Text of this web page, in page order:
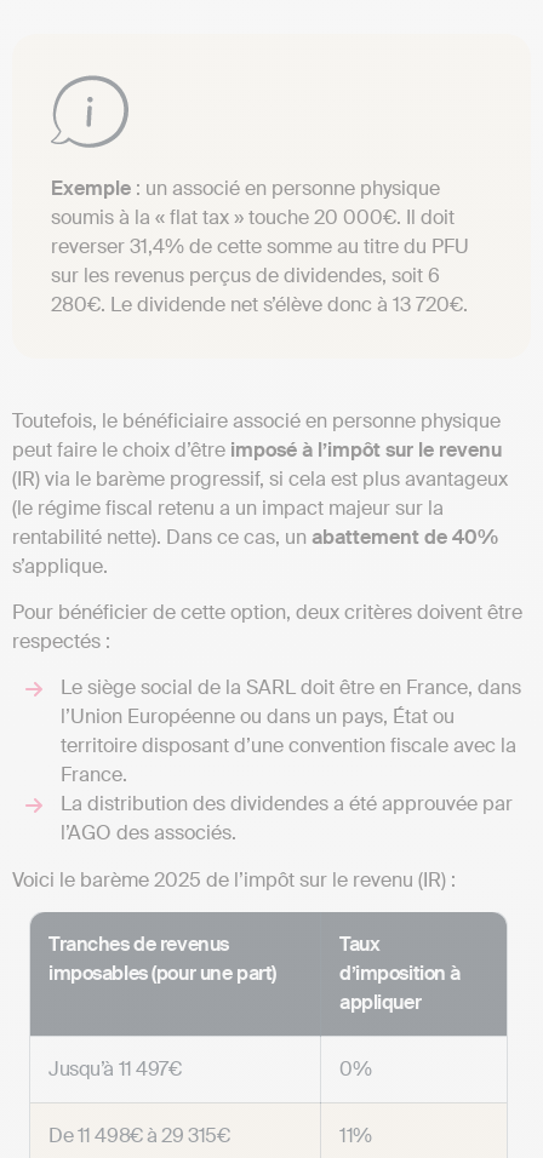
Exemple : un associé en personne physique
soumis à la « flat tax » touche 20 000€. Il doit
reverser 31,4% de cette somme au titre du PFU
sur les revenus perçus de dividendes, soit 6
280€. Le dividende net s’élève donc à 13 720€.
Toutefois, le bénéficiaire associé en personne physique
peut faire le choix d’être imposé à l’impôt sur le revenu
(IR) via le barème progressif, si cela est plus avantageux
(le régime fiscal retenu a un impact majeur sur la
rentabilité nette). Dans ce cas, un abattement de 40%
s’applique.
Pour bénéficier de cette option, deux critères doivent être
respectés :
Le siège social de la SARL doit être en France, dans
l’Union Européenne ou dans un pays, État ou
territoire disposant d’une convention fiscale avec la
France.
La distribution des dividendes a été approuvée par
l’AGO des associés.
Voici le barème 2025 de l’impôt sur le revenu (IR) :
Tranches de revenus
imposables (pour une part)
Taux
d’imposition à
appliquer
Jusqu’à 11 497€ 0%
De 11 498€ à 29 315€ 11%